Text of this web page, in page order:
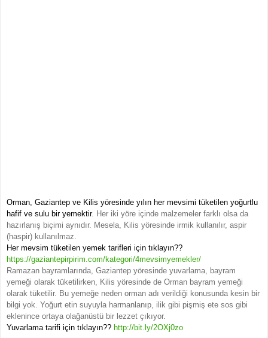
Orman, Gaziantep ve Kilis yöresinde yılın her mevsimi tüketilen yoğurtlu
hafif ve sulu bir yemektir. Her iki yöre içinde malzemeler farklı olsa da
hazırlanış biçimi aynıdır. Mesela, Kilis yöresinde irmik kullanılır, aspir
(haspir) kullanılmaz.
Her mevsim tüketilen yemek tarifleri için tıklayın??
https://gaziantepirpirim.com/kategori/4mevsimyemekler/
Ramazan bayramlarında, Gaziantep yöresinde yuvarlama, bayram
yemeği olarak tüketilirken, Kilis yöresinde de Orman bayram yemeği
olarak tüketilir. Bu yemeğe neden orman adı verildiği konusunda kesin bir
bilgi yok. Yoğurt etin suyuyla harmanlanıp, ilik gibi pişmiş ete sos gibi
eklenince ortaya olağanüstü bir lezzet çıkıyor.
Yuvarlama tarifi için tıklayın?? http://bit.ly/2OXj0zo